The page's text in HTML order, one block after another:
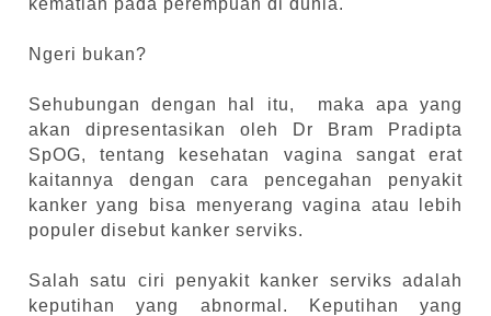
Ngeri bukan?
Sehubungan dengan hal itu,
maka apa yang
akan dipresentasikan oleh Dr Bram Pradipta
SpOG, tentang kesehatan vagina sangat erat
kaitannya dengan cara pencegahan penyakit
kanker yang bisa menyerang vagina atau lebih
populer disebut kanker serviks.
Salah satu ciri penyakit kanker serviks adalah
keputihan yang abnormal. Keputihan yang